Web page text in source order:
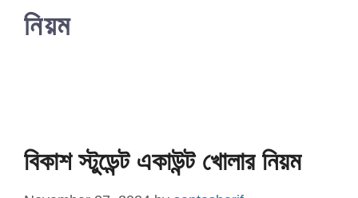
নিয়ম
বিকাশ স্টুডেন্ট একাউন্ট খোলার নিয়ম